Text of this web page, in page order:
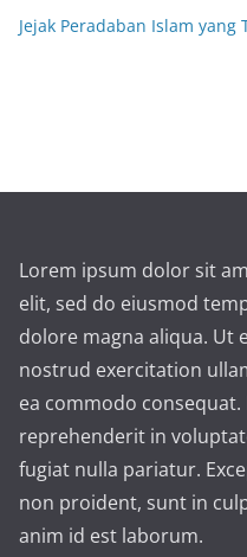
Jejak Peradaban Islam
Lorem ipsum dolor sit
elit, sed do eiusmod
dolore magna aliqua. Ut
nostrud exercitation
ea commodo
reprehenderit in
fugiat nulla pariatur.
non proident, sunt in
anim id est laborum.